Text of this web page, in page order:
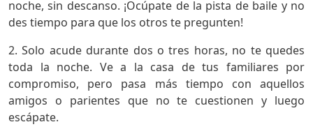
noche, sin descanso. ¡Ocúpate de la pista de baile y no
des tiempo para que los otros te pregunten!
2. Solo acude durante dos o tres horas, no te quedes
toda la noche. Ve a la casa de tus familiares por
compromiso, pero pasa más tiempo con aquellos
amigos o parientes que no te cuestionen y luego
escápate.